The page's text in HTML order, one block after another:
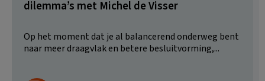
dilemma’s met Michel de Visser
Op het moment dat je al balancerend onderweg bent
naar meer draagvlak en betere besluitvorming,...